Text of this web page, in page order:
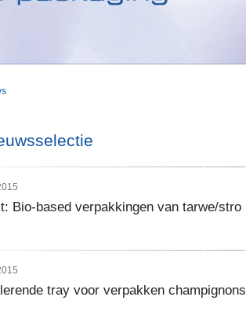
Bio-based verpakkingen van tarwe/stro
tray voor verpakken champignons